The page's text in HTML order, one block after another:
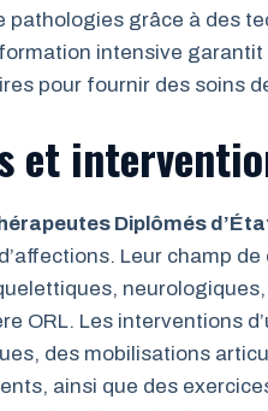
pathologies grâce à des
intensive
pour fournir des soins
et
Diplômés
Leur champ
ORL. Les interventions
des mobilisations
ainsi que des